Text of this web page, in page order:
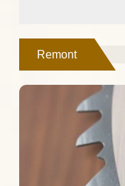
Remont